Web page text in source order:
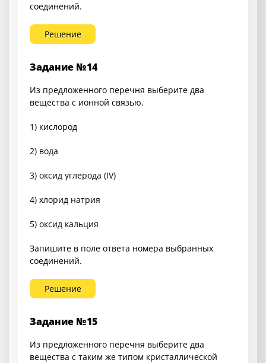
соединений.
Решение
Задание №14
Из предложенного перечня выберите два
вещества с ионной связью.
1) кислород
2) вода
3) оксид углерода (IV)
4) хлорид натрия
5) оксид кальция
Запишите в поле ответа номера выбранных
соединений.
Решение
Задание №15
Из предложенного перечня выберите два
вещества с таким же типом кристаллической